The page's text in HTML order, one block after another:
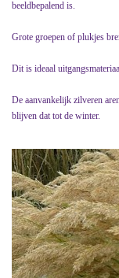
beeldbepalend is.
Grote groepen of plukjes
Dit is ideaal
De aanvankelijk zilveren
blijven dat tot de winter.